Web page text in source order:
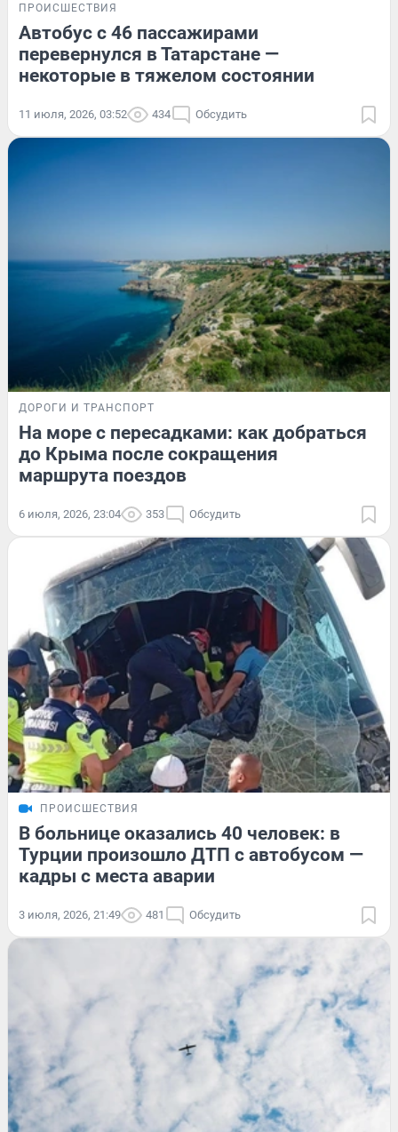
ПРОИСШЕСТВИЯ
Автобус с 46 пассажирами
перевернулся в Татарстане —
некоторые в тяжелом состоянии
11 июля, 2026, 03:52 434 Обсудить
ДОРОГИ И ТРАНСПОРТ
На море с пересадками: как добраться
до Крыма после сокращения
маршрута поездов
6 июля, 2026, 23:04 353 Обсудить
ПРОИСШЕСТВИЯ
В больнице оказались 40 человек: в
Турции произошло ДТП с автобусом —
кадры с места аварии
3 июля, 2026, 21:49 481 Обсудить